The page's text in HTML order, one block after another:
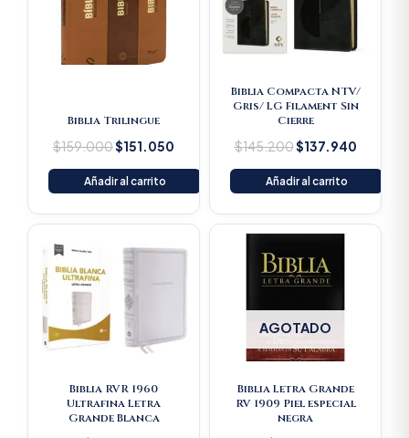
Biblia Trilingue
$159.000$151.050
Añadir al carrito
Biblia Compacta NTV/
Gris/ LG Filament Sin
Cierre
$145.200$137.940
Añadir al carrito
Biblia RVR 1960
Ultrafina Letra
Grande Blanca
AGOTADO
Biblia Letra Grande
RV 1909 Piel especial
negra